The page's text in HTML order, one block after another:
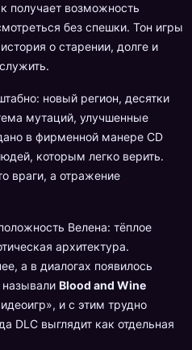
получает возможность
без спешки. Тон игры
о старении, долге и
новый регион, десятки
мутаций, улучшенные
в фирменной манере CD
которым легко верить.
враги, а отражение
Велена: тёплое
архитектура.
а в диалогах появилось
Blood and Wine
и с этим трудно
DLC выглядит как отдельная